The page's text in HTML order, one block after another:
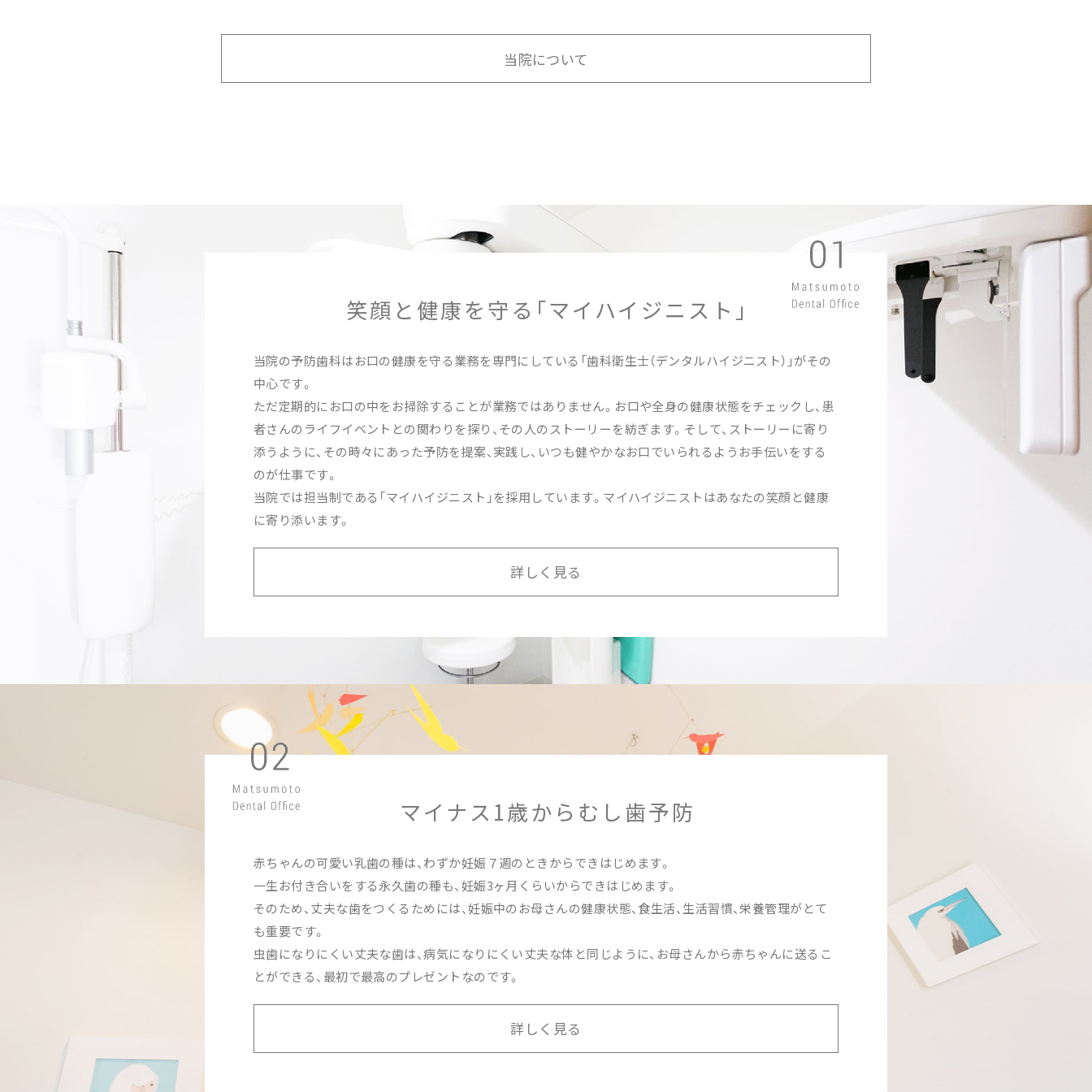
当院について
笑顔と健康を守る 「マイハイジニスト」
当院の予防歯科はお口の健康を守る業務を専門にしている「歯科衛生士（デンタルハイジニスト）」がその
中心です。
ただ定期的にお口の中をお掃除することが業務ではありません。お口や全身の健康状態をチェックし、患
者さんのライフイベントとの関わりを探り、その人のストーリーを紡ぎます。そして、ストーリーに寄り
添うように、その時々にあった予防を提案、実践し、いつも健やかなお口でいられるようお手伝いをする
のが仕事です。
当院では担当制である「マイハイジニスト」を採用しています。マイハイジニストはあなたの笑顔と健康
に寄り添います。
詳しく見る
マイナス1歳から むし歯予防
赤ちゃんの可愛い乳歯の種は、わずか妊娠７週のときからできはじめます。
一生お付き合いをする永久歯の種も、妊娠3ヶ月くらいからできはじめます。
そのため、丈夫な歯をつくるためには、妊娠中のお母さんの健康状態、食生活、生活習慣、栄養管理がとて
も重要です。
虫歯になりにくい丈夫な歯は、病気になりにくい丈夫な体と同じように、お母さんから赤ちゃんに送るこ
とができる、最初で最高のプレゼントなのです。
詳しく見る